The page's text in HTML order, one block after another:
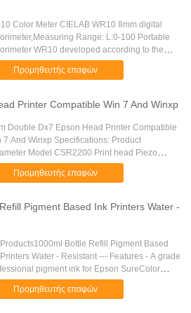
Color Meter CIELAB WR10 8mm digital
Range: L:0-100 Portable
WR10 developed according to the
requirements on different products and
many optimal achievements ...
Προμηθευτής επαφών
Printer Compatible Win 7 And Winxp
Double Dx7 Epson Head Printer Compatible
7 And Winxp Specifications: Product
Model CSR2200 Print head Piezo
Epson DX7 printer head Ink
ink,Reactive Ink,Pigment Ink ...
Προμηθευτής επαφών
Pigment Based Ink Printers Water -
Products1000ml Bottle Refill Pigment Based
Printers Water - Resistant --- Features - A grade
pigment ink for Epson SureColor
- Water based inks - Vivid Color, good
...
Προμηθευτής επαφών